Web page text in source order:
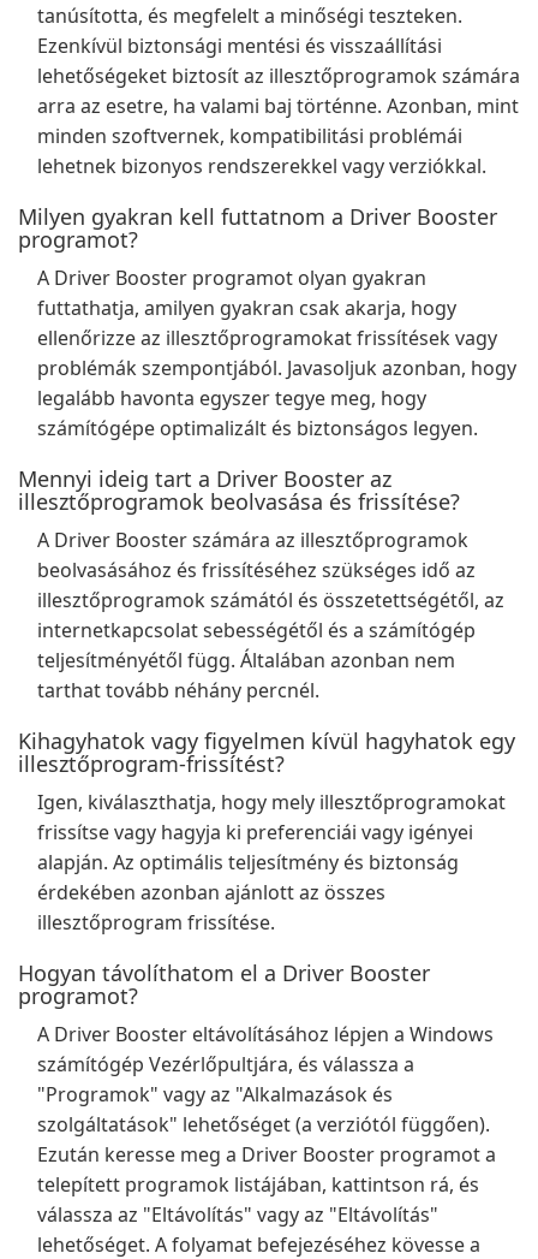
tanúsította, és megfelelt a minőségi teszteken.
Ezenkívül biztonsági mentési és visszaállítási
lehetőségeket biztosít az illesztőprogramok számára
arra az esetre, ha valami baj történne. Azonban, mint
minden szoftvernek, kompatibilitási problémái
lehetnek bizonyos rendszerekkel vagy verziókkal.
Milyen gyakran kell futtatnom a Driver Booster
programot?
A Driver Booster programot olyan gyakran
futtathatja, amilyen gyakran csak akarja, hogy
ellenőrizze az illesztőprogramokat frissítések vagy
problémák szempontjából. Javasoljuk azonban, hogy
legalább havonta egyszer tegye meg, hogy
számítógépe optimalizált és biztonságos legyen.
Mennyi ideig tart a Driver Booster az
illesztőprogramok beolvasása és frissítése?
A Driver Booster számára az illesztőprogramok
beolvasásához és frissítéséhez szükséges idő az
illesztőprogramok számától és összetettségétől, az
internetkapcsolat sebességétől és a számítógép
teljesítményétől függ. Általában azonban nem
tarthat tovább néhány percnél.
Kihagyhatok vagy figyelmen kívül hagyhatok egy
illesztőprogram-frissítést?
Igen, kiválaszthatja, hogy mely illesztőprogramokat
frissítse vagy hagyja ki preferenciái vagy igényei
alapján. Az optimális teljesítmény és biztonság
érdekében azonban ajánlott az összes
illesztőprogram frissítése.
Hogyan távolíthatom el a Driver Booster
programot?
A Driver Booster eltávolításához lépjen a Windows
számítógép Vezérlőpultjára, és válassza a
"Programok" vagy az "Alkalmazások és
szolgáltatások" lehetőséget (a verziótól függően).
Ezután keresse meg a Driver Booster programot a
telepített programok listájában, kattintson rá, és
válassza az "Eltávolítás" vagy az "Eltávolítás"
lehetőséget. A folyamat befejezéséhez kövesse a